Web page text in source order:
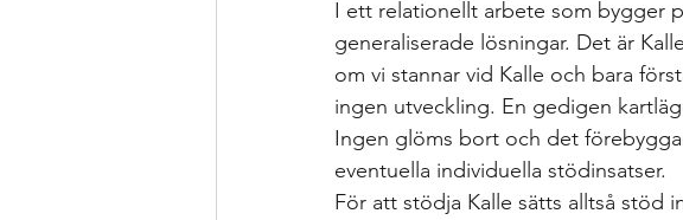
I ett relationellt arbete som bygger
generaliserade lösningar. Det är
om vi stannar vid Kalle och bara
ingen utveckling. En gedigen
Ingen glöms bort och det
eventuella individuella stödinsatser.
För att stödja Kalle sätts alltså stöd